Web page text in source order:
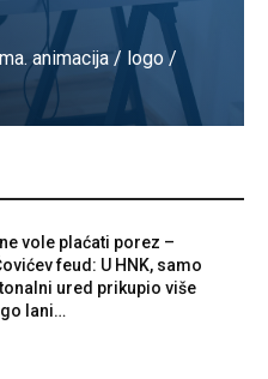
animacija / logo /
vole plaćati porez –
feud: U HNK, samo
ured prikupio više
lani…